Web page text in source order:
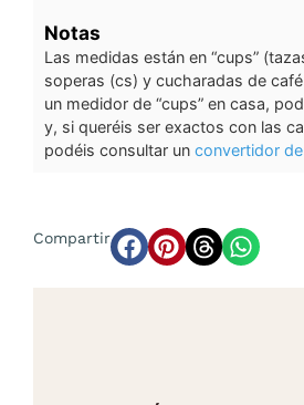
Notas
Las medidas están en “cups”
soperas (cs) y cucharadas de
un medidor de “cups” en casa,
y, si queréis ser exactos con las
podéis consultar un convertidor de
Compartir